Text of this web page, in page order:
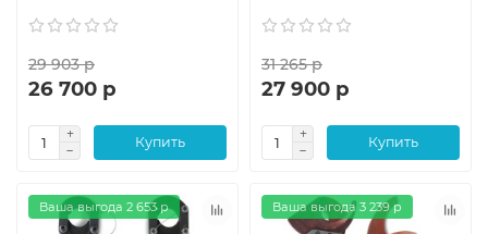
29 903 р
26 700 р
Купить
31 265 р
27 900 р
Купить
Ваша выгода 2 653 р Ваша выгода 3 239 р